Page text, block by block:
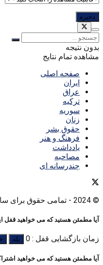
بدون نتیجه
مشاهده تمام نتایج
صفحه اصلی
ایران
عراق
ترکیه
سوریه
زنان
حقوق بشر
فرهنگ و هنر
یادداشت
مصاحبه
چندرسانه ای
© 2024 - تمامی حقوق برای
آیا مطمئن هستید که می خواهید قفل
زمان بازگشایی قفل : 0 بله
آیا مطمئن هستید که می خواهید